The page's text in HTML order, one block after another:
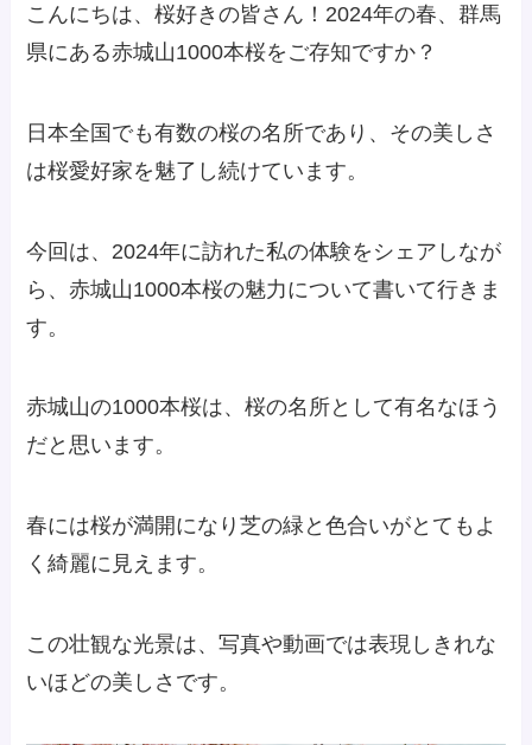
こんにちは、桜好きの皆さん！2024年の春、群馬
県にある赤城山1000本桜をご存知ですか？
日本全国でも有数の桜の名所であり、その美しさ
は桜愛好家を魅了し続けています。
今回は、2024年に訪れた私の体験をシェアしなが
ら、赤城山1000本桜の魅力について書いて行きま
す。
赤城山の1000本桜は、桜の名所として有名なほう
だと思います。
春には桜が満開になり芝の緑と色合いがとてもよ
く綺麗に見えます。
この壮観な光景は、写真や動画では表現しきれな
いほどの美しさです。